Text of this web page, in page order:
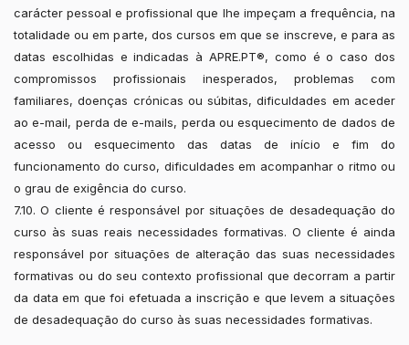
carácter pessoal e profissional que lhe impeçam a frequência, na
totalidade ou em parte, dos cursos em que se inscreve, e para as
datas escolhidas e indicadas à APRE.PT®, como é o caso dos
compromissos profissionais inesperados, problemas com
familiares, doenças crónicas ou súbitas, dificuldades em aceder
ao e-mail, perda de e-mails, perda ou esquecimento de dados de
acesso ou esquecimento das datas de início e fim do
funcionamento do curso, dificuldades em acompanhar o ritmo ou
o grau de exigência do curso.
7.10. O cliente é responsável por situações de desadequação do
curso às suas reais necessidades formativas. O cliente é ainda
responsável por situações de alteração das suas necessidades
formativas ou do seu contexto profissional que decorram a partir
da data em que foi efetuada a inscrição e que levem a situações
de desadequação do curso às suas necessidades formativas.